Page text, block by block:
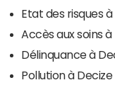
Etat des risques
Accès aux soins à
Délinquance à
Pollution à Decize